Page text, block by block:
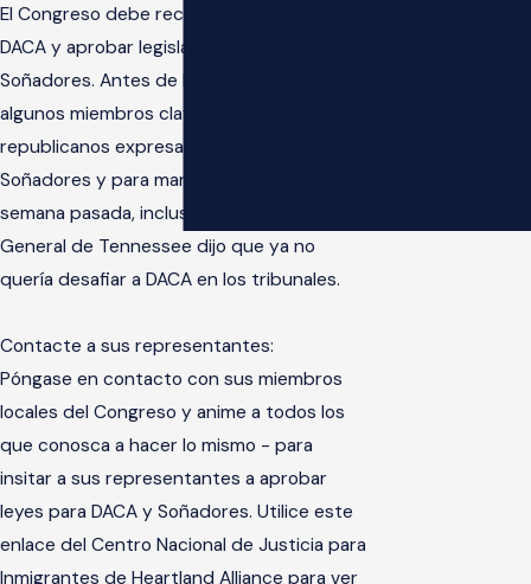
El Congreso debe recoger la batuta del
DACA y aprobar legislación para los
Soñadores. Antes de la decisión de Trump,
algunos miembros clave del Congreso
republicanos expresaron su apoyo a los
Soñadores y para mantener DACA. La
semana pasada, incluso el Procurador
General de Tennessee dijo que ya no
quería desafiar a DACA en los tribunales.
Contacte a sus representantes:
Póngase en contacto con sus miembros
locales del Congreso y anime a todos los
que conosca a hacer lo mismo - para
insitar a sus representantes a aprobar
leyes para DACA y Soñadores. Utilice este
enlace del Centro Nacional de Justicia para
Inmigrantes de Heartland Alliance para ver